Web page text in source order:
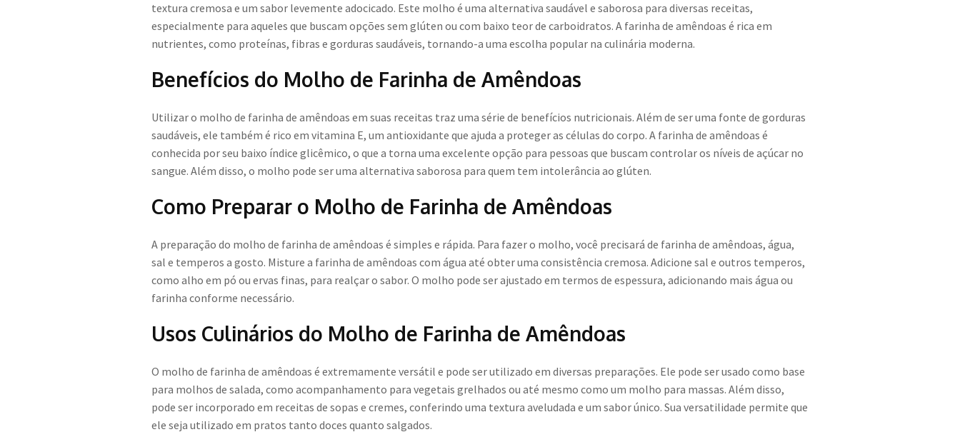
textura cremosa e um sabor levemente adocicado. Este molho é uma alternativa saudável e saborosa para diversas receitas,
especialmente para aqueles que buscam opções sem glúten ou com baixo teor de carboidratos. A farinha de amêndoas é rica em
nutrientes, como proteínas, fibras e gorduras saudáveis, tornando-a uma escolha popular na culinária moderna.
Benefícios do Molho de Farinha de Amêndoas
Utilizar o molho de farinha de amêndoas em suas receitas traz uma série de benefícios nutricionais. Além de ser uma fonte de gorduras
saudáveis, ele também é rico em vitamina E, um antioxidante que ajuda a proteger as células do corpo. A farinha de amêndoas é
conhecida por seu baixo índice glicêmico, o que a torna uma excelente opção para pessoas que buscam controlar os níveis de açúcar no
sangue. Além disso, o molho pode ser uma alternativa saborosa para quem tem intolerância ao glúten.
Como Preparar o Molho de Farinha de Amêndoas
A preparação do molho de farinha de amêndoas é simples e rápida. Para fazer o molho, você precisará de farinha de amêndoas, água,
sal e temperos a gosto. Misture a farinha de amêndoas com água até obter uma consistência cremosa. Adicione sal e outros temperos,
como alho em pó ou ervas finas, para realçar o sabor. O molho pode ser ajustado em termos de espessura, adicionando mais água ou
farinha conforme necessário.
Usos Culinários do Molho de Farinha de Amêndoas
O molho de farinha de amêndoas é extremamente versátil e pode ser utilizado em diversas preparações. Ele pode ser usado como base
para molhos de salada, como acompanhamento para vegetais grelhados ou até mesmo como um molho para massas. Além disso,
pode ser incorporado em receitas de sopas e cremes, conferindo uma textura aveludada e um sabor único. Sua versatilidade permite que
ele seja utilizado em pratos tanto doces quanto salgados.